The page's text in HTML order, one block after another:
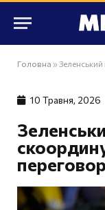
Головна » Зеленський
10 Травня, 2026